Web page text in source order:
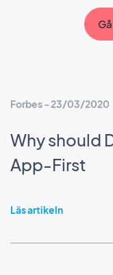
Forbes - 23/03/2020
Why should
App-First
Läs artikeln